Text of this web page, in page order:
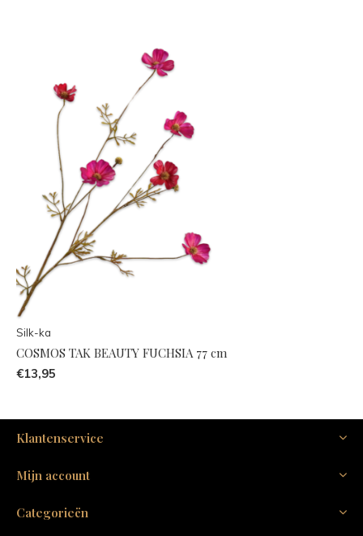
Silk-ka
COSMOS TAK BEAUTY FUCHSIA 77 cm
€13,95
Klantenservice
Mijn account
Categorieën